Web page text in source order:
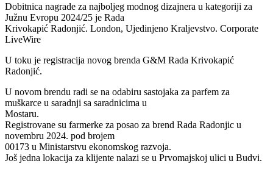
Dobitnica nagrade za najboljeg modnog dizajnera u kategoriji za
Južnu Evropu 2024/25 je Rada
Krivokapić Radonjić. London, Ujedinjeno Kraljevstvo. Corporate
LiveWire
U toku je registracija novog brenda G&M Rada Krivokapić
Radonjić.
U novom brendu radi se na odabiru sastojaka za parfem za
muškarce u saradnji sa saradnicima u
Mostaru.
Registrovane su farmerke za posao za brend Rada Radonjic u
novembru 2024. pod brojem
00173 u Ministarstvu ekonomskog razvoja.
Još jedna lokacija za klijente nalazi se u Prvomajskoj ulici u Budvi.